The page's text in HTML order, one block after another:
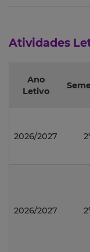
Atividades
Ano
Letivo
2026/2027
2026/2027